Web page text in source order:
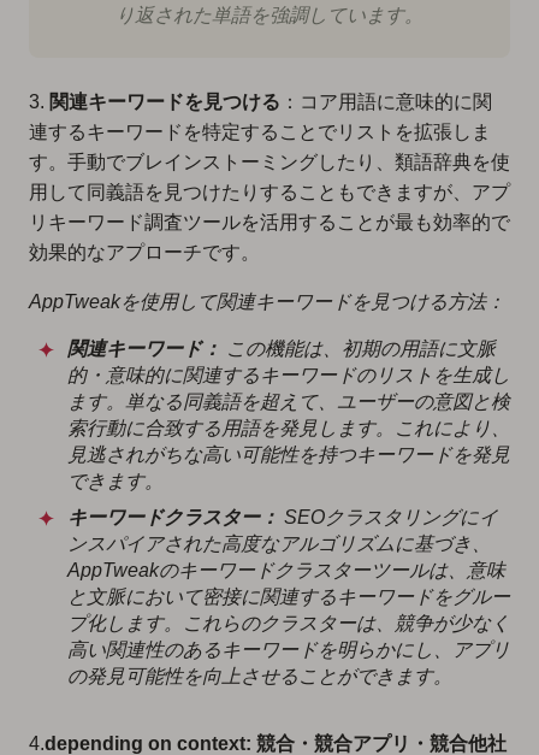
り返された単語を強調しています。
3. 関連キーワードを見つける ：コア用語に意味的に関
連するキーワードを特定することでリストを拡張しま
す。手動でブレインストーミングしたり、類語辞典を使
用して同義語を見つけたりすることもできますが、アプ
リキーワード調査ツールを活用することが最も効率的で
効果的なアプローチです。
AppTweakを使用して関連キーワードを見つける方法：
関連キーワード： この機能は、初期の用語に文脈
的・意味的に関連するキーワードのリストを生成し
ます。単なる同義語を超えて、ユーザーの意図と検
索行動に合致する用語を発見します。これにより、
見逃されがちな高い可能性を持つキーワードを発見
できます。
キーワードクラスター： SEOクラスタリングにイ
ンスパイアされた高度なアルゴリズムに基づき、
AppTweakのキーワードクラスターツールは、意味
と文脈において密接に関連するキーワードをグルー
プ化します。これらのクラスターは、競争が少なく
高い関連性のあるキーワードを明らかにし、アプリ
の発見可能性を向上させることができます。
4.depending on context: 競合・競合アプリ・競合他社